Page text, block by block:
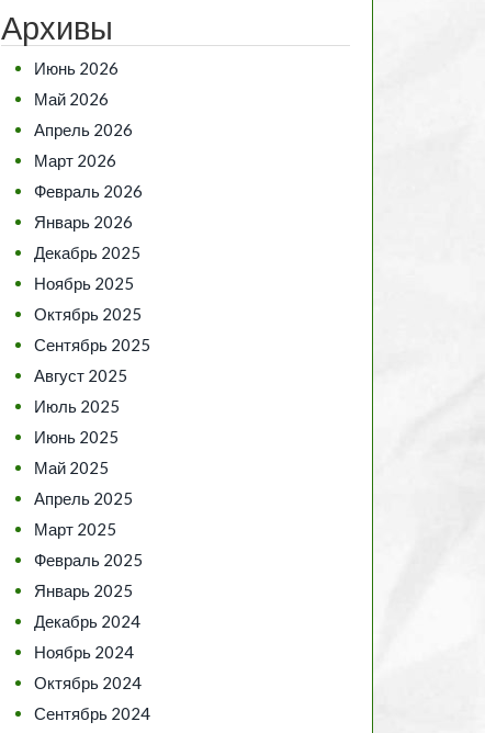
Архивы
Июнь 2026
Май 2026
Апрель 2026
Март 2026
Февраль 2026
Январь 2026
Декабрь 2025
Ноябрь 2025
Октябрь 2025
Сентябрь 2025
Август 2025
Июль 2025
Июнь 2025
Май 2025
Апрель 2025
Март 2025
Февраль 2025
Январь 2025
Декабрь 2024
Ноябрь 2024
Октябрь 2024
Сентябрь 2024